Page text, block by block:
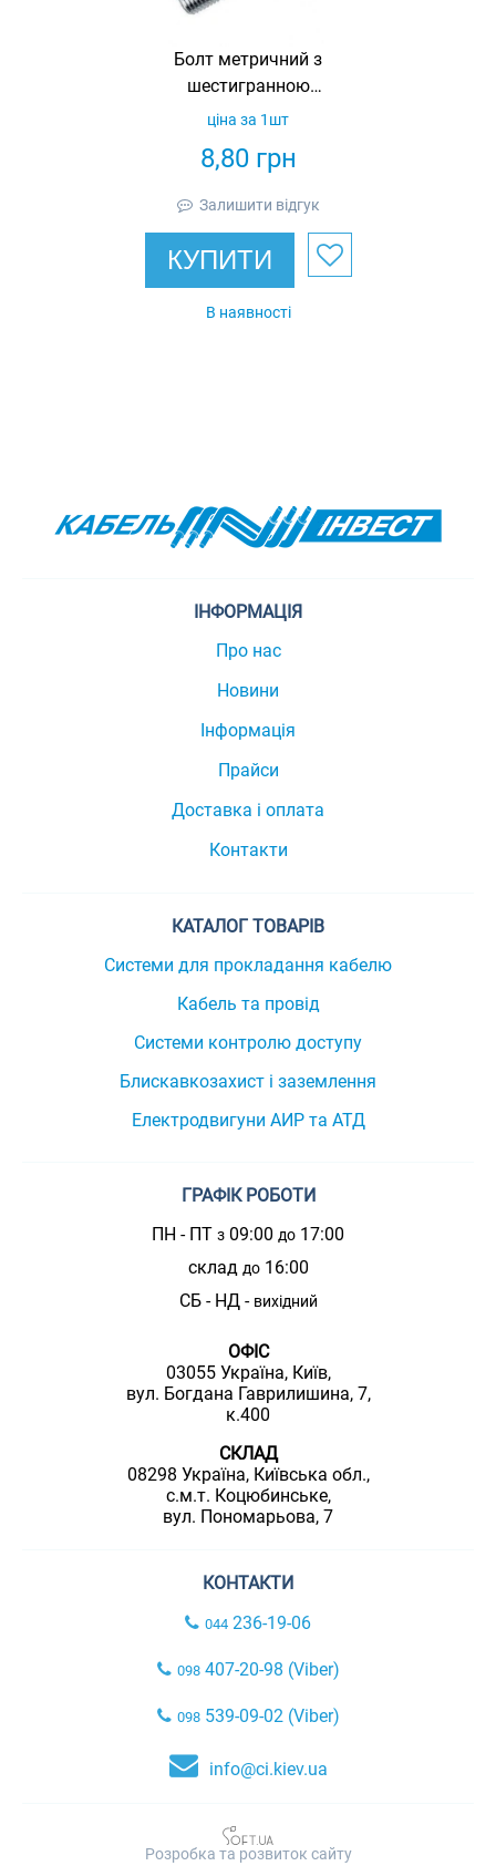
Болт метричний з
шестигранною
головкою DIN 933,
8,80грн
ціна за 1шт
Залишити відгук
КУПИТИ
В наявності
ІНФОРМАЦІЯ
Про нас
Новини
Інформація
Прайси
Доставка і оплата
Контакти
КАТАЛОГ ТОВАРІВ
Системи для прокладання кабелю
Кабель та провід
Системи контролю доступу
Блискавкозахист і заземлення
Електродвигуни АИР та АТД
ГРАФІК РОБОТИ
ПН - ПТ з 09:00 до 17:00
склад до16:00
СБ - НД - вихідний
ОФІС
03055 Україна, Київ,
вул. Богдана Гаврилишина, 7,
к.400
СКЛАД
08298 Україна, Київська обл.,
с.м.т. Коцюбинське,
вул. Пономарьова, 7
КОНТАКТИ
044 236-19-06
098407-20-98 (Viber)
098539-09-02 (Viber)
info@ci.kiev.ua
Розробка та розвиток сайту